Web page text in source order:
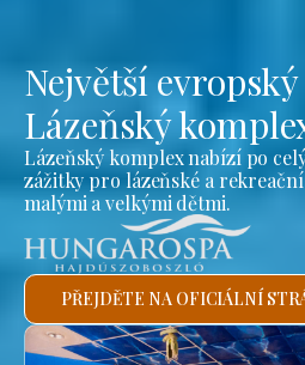
Největší evropský
Lázeňský
Lázeňský komplex nabízí po
zážitky pro lázeňské a
malými a velkými dětmi.
PŘEJDĚTE NA OFICIÁLNÍ